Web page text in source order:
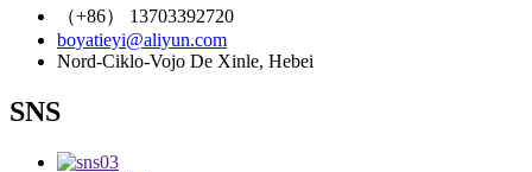
（+86） 13703392720
boyatieyi@aliyun.com
Nord-Ciklo-Vojo De Xinle, Hebei
SNS